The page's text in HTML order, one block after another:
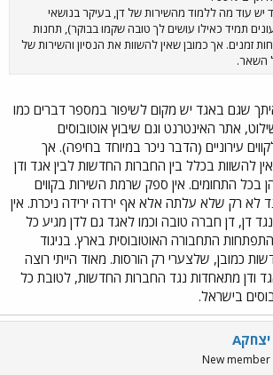
יש עוד מה ללמוד מהשירות של דן, בעיקר בנושאי
עונים תמיד כאילו עושים לך טובה שקמו בבוקר), תחנות
זמנים. אך כמובן שאין להשוות את הנסיון והשירות של
השאר.
שגם באגד יש מקום לשיפור במספר דברים כמו
אתר האינטרנט וגם שיבוץ אוטובוסים
לקווים עירוניים (הדבר ניכר במיוחד בחיפה). אך
להשוות בכלל בין החברות החדשות לבין אגד ודן
בכל התחומים. אין ספק שרמת השירות בקווים
לא רק שלא עלתה אלא אף ירדה ירידה ניכרת. אין
דן, דן חברה טובה וכמו לאגד גם לדן מגיע כל
התחבורה האוטובוסית בארץ. בניגוד
כמובן, שלצערי רק הורסות. מאוד הייתי רוצה
ודן מתאחדות נגד החברות החדשות, לטובת כל
בישראל.
יצחקA
New member